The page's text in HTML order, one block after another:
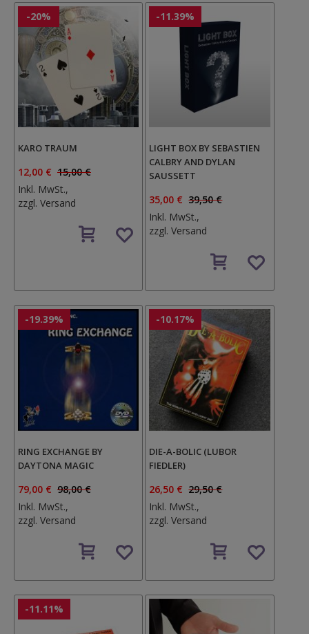
-20%
KARO TRAUM
12,00 € 15,00 €
Inkl. MwSt.,
zzgl. Versand
den
-11.39%
LIGHT BOX BY SEBASTIEN
CALBRY AND DYLAN
SAUSSETT
35,00 € 39,50 €
Inkl. MwSt.,
zzgl.Versand
den
-19.39%
RING EXCHANGE BY
DAYTONA MAGIC
79,00 € 98,00 €
Inkl. MwSt.,
zzgl. Versand
den
-10.17%
DIE-A-BOLIC (LUBOR
FIEDLER)
26,50 € 29,50 €
Inkl. MwSt.,
zzgl.Versand
den
-11.11%